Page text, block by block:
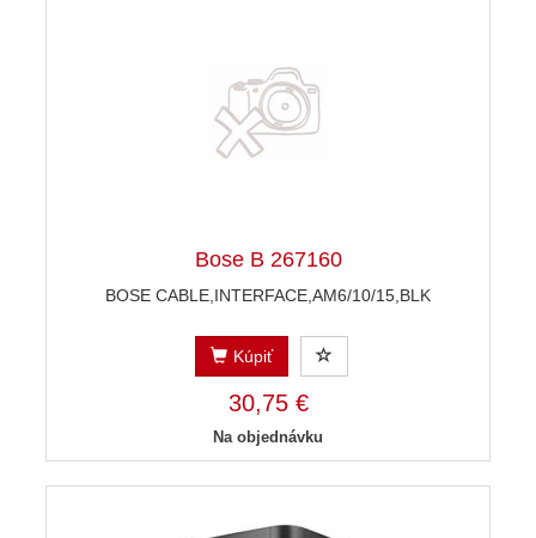
Bose B 267160
BOSE CABLE,INTERFACE,AM6/10/15,BLK
Kúpiť
30,75 €
Na objednávku